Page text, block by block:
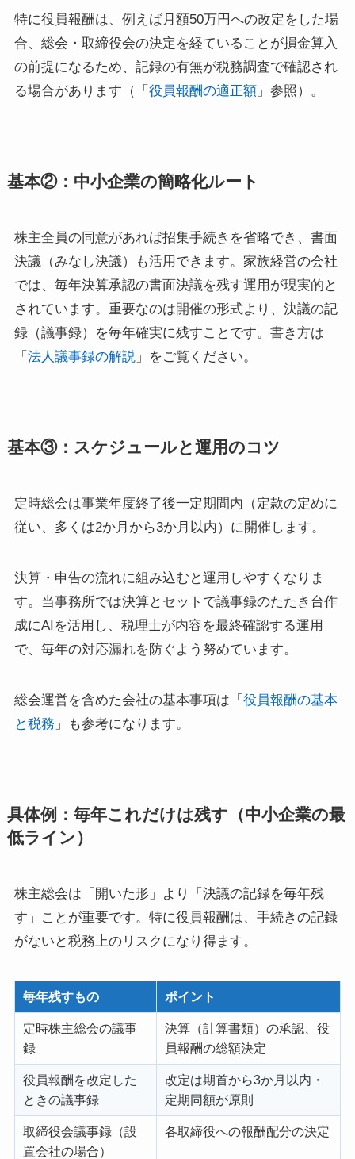
特に役員報酬は、例えば月額50万円への改定をした場
合、総会・取締役会の決定を経ていることが損金算入
の前提になるため、記録の有無が税務調査で確認され
る場合があります（「 役員報酬の適正額」参照）。
基本②：中小企業の簡略化ルート
株主全員の同意があれば招集手続きを省略でき、書面
決議（みなし決議）も活用できます。家族経営の会社
では、毎年決算承認の書面決議を残す運用が現実的と
されています。重要なのは開催の形式より、決議の記
録（議事録）を毎年確実に残すことです。書き方は
「 法人議事録の解説 」をご覧ください。
基本③：スケジュールと運用のコツ
定時総会は事業年度終了後一定期間内（定款の定めに
従い、多くは2か月から3か月以内）に開催します。
決算・申告の流れに組み込むと運用しやすくなりま
す。当事務所では決算とセットで議事録のたたき台作
成にAIを活用し、税理士が内容を最終確認する運用
で、毎年の対応漏れを防ぐよう努めています。
総会運営を含めた会社の基本事項は「 役員報酬の基本
と税務 」も参考になります。
具体例：毎年これだけは残す（中小企業の最
低ライン）
株主総会は「開いた形」より「決議の記録を毎年残
す」ことが重要です。特に役員報酬は、手続きの記録
がないと税務上のリスクになり得ます。
毎年残すもの ポイント
定時株主総会の議事
録
決算（計算書類）の承認、役
員報酬の総額決定
役員報酬を改定した
ときの議事録
改定は期首から3か月以内・
定期同額が原則
取締役会議事録（設
置会社の場合）
各取締役への報酬配分の決定